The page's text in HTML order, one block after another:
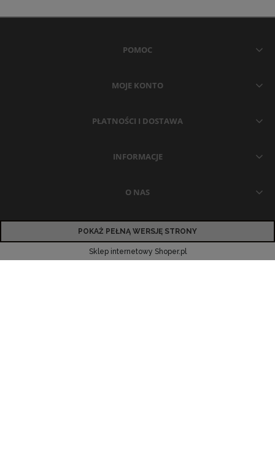
POMOC
MOJE KONTO
PŁATNOŚCI I DOSTAWA
INFORMACJE
O NAS
POKAŻ PEŁNĄ WERSJĘ STRONY
Sklep internetowy Shoper.pl